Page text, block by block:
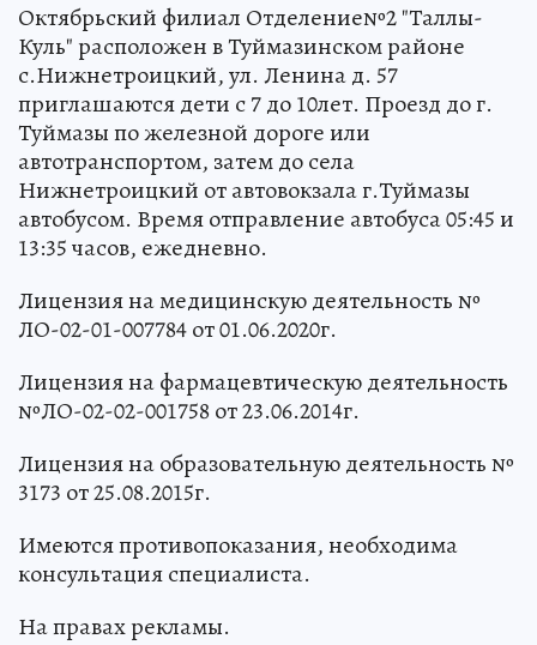
Октябрьский филиал Отделение№2 "Таллы-
Куль" расположен в Туймазинском районе
с.Нижнетроицкий, ул. Ленина д. 57
приглашаются дети с 7 до 10лет. Проезд до г.
Туймазы по железной дороге или
автотранспортом, затем до села
Нижнетроицкий от автовокзала г.Туймазы
автобусом. Время отправление автобуса 05:45 и
13:35 часов, ежедневно.
Лицензия на медицинскую деятельность №
ЛО-02-01-007784 от 01.06.2020г.
Лицензия на фармацевтическую деятельность
№ЛО-02-02-001758 от 23.06.2014г.
Лицензия на образовательную деятельность №
3173 от 25.08.2015г.
Имеются противопоказания, необходима
консультация специалиста.
На правах рекламы.